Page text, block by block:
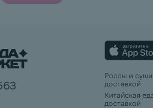
яйца и
Роллы и
доставкой
Китайская
доставкой